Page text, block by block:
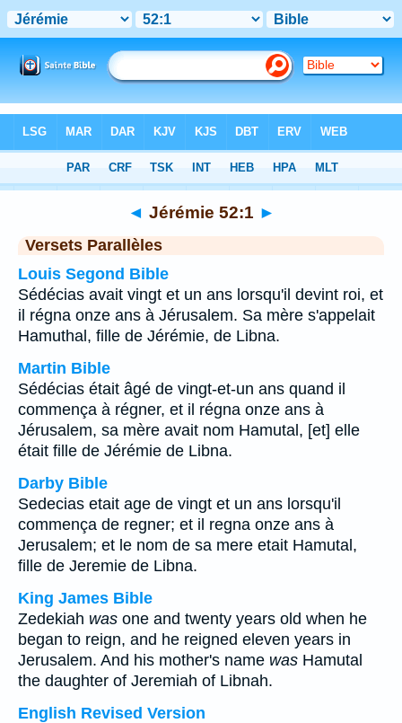
Chapitre 52 > Verset 1
◄ Jérémie 52:1 ►
Versets Parallèles
Louis Segond Bible
Sédécias avait vingt et un ans lorsqu'il devint roi, et
il régna onze ans à Jérusalem. Sa mère s'appelait
Hamuthal, fille de Jérémie, de Libna.
Martin Bible
Sédécias était âgé de vingt-et-un ans quand il
commença à régner, et il régna onze ans à
Jérusalem, sa mère avait nom Hamutal, [et] elle
était fille de Jérémie de Libna.
Darby Bible
Sedecias etait age de vingt et un ans lorsqu'il
commença de regner; et il regna onze ans à
Jerusalem; et le nom de sa mere etait Hamutal,
fille de Jeremie de Libna.
King James Bible
Zedekiah was one and twenty years old when he
began to reign, and he reigned eleven years in
Jerusalem. And his mother's name was Hamutal
the daughter of Jeremiah of Libnah.
English Revised Version